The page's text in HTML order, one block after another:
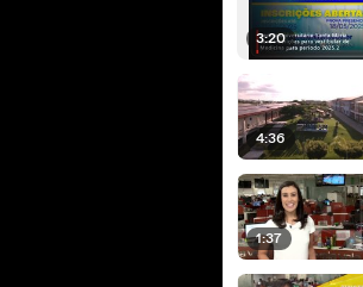
3:20
4:36
1:37